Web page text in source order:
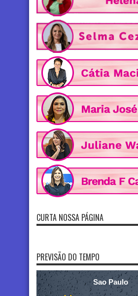
CURTA NOSSA PÁGINA
PREVISÃO DO TEMPO
Sao Paulo